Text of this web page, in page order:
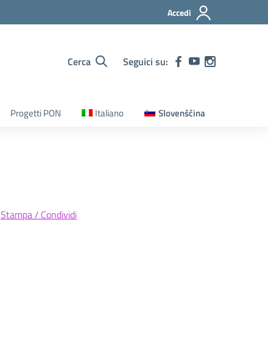
Accedi
Cerca Seguici su:
Progetti PON Italiano Slovenščina
Stampa / Condividi